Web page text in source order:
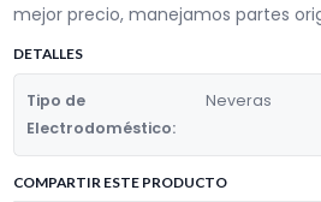
mejor precio, manejamos partes
DETALLES
Tipo de
Electrodoméstico:
Neveras
COMPARTIR ESTE PRODUCTO